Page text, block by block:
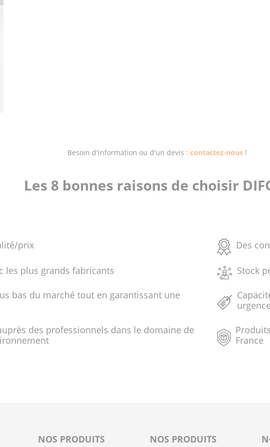
Besoin d'information ou d'un devis : contactez-nous !
Les 8 bonnes raisons de choisir
prix
les plus grands fabricants
bas du marché tout en garantissant une
des professionnels dans le domaine de
Des
Stock
France
NOS PRODUITS NOS PRODUITS